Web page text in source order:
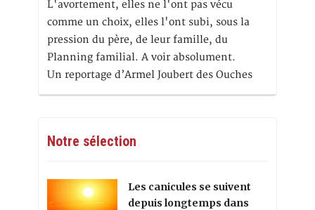
L'avortement, elles ne l'ont pas vécu
comme un choix, elles l'ont subi, sous la
pression du père, de leur famille, du
Planning familial. A voir absolument.
Un reportage d’Armel Joubert des Ouches
Notre sélection
Les canicules se suivent
depuis longtemps dans